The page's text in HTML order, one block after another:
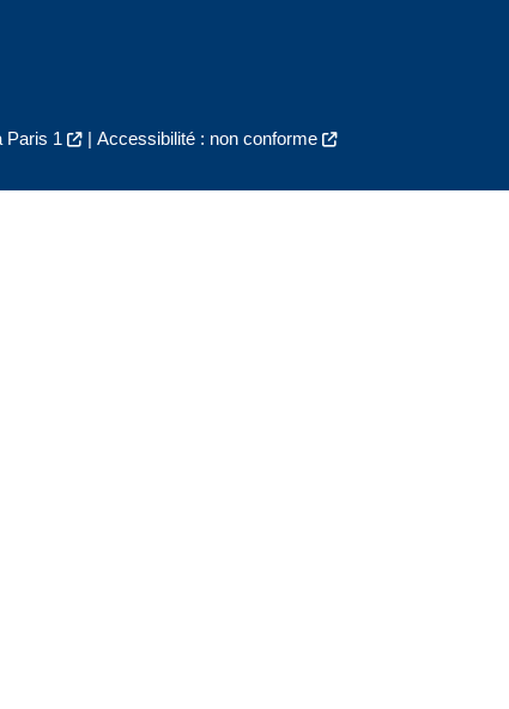
Paris 1 | Accessibilité : non conforme